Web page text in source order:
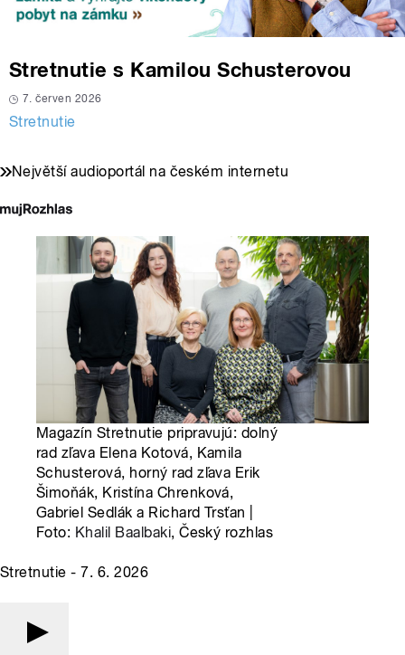
Stretnutie s Kamilou Schusterovou
7. červen 2026
Stretnutie
Největší audioportál na českém internetu
Magazín Stretnutie pripravujú: dolný
rad zľava Elena Kotová, Kamila
Schusterová, horný rad zľava Erik
Šimoňák, Kristína Chrenková,
Gabriel Sedlák a Richard Trsťan |
Foto: Khalil Baalbaki, Český rozhlas
Stretnutie - 7. 6. 2026